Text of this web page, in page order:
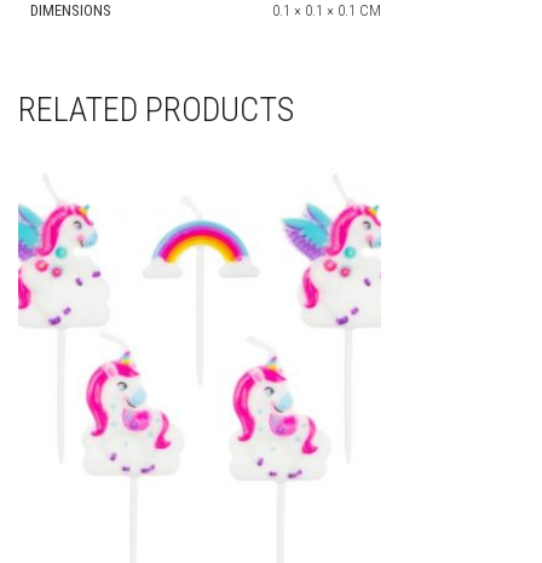
DIMENSIONS 0.1 × 0.1 × 0.1 CM
RELATED PRODUCTS